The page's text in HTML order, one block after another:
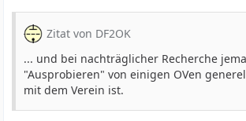
Zitat von DF2OK
... und bei nachträglicher Recherche
"Ausprobieren" von einigen OVen
mit dem Verein ist.